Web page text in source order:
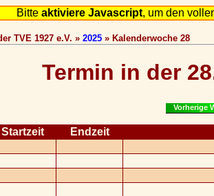
Bitte aktiviere Javascript, um den
TVE 1927 e.V. » 2025 » Kalenderwoche 28
Termin in der
Vorherige
Startzeit
Endzeit